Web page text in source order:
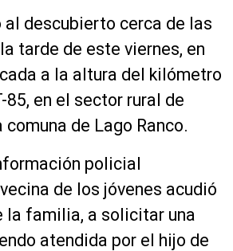
al descubierto cerca de las
tarde de este viernes, en
a la altura del kilómetro
85, en el sector rural de
comuna de Lago Ranco.
policial
de los jóvenes acudió
la familia, a solicitar una
atendida por el hijo de